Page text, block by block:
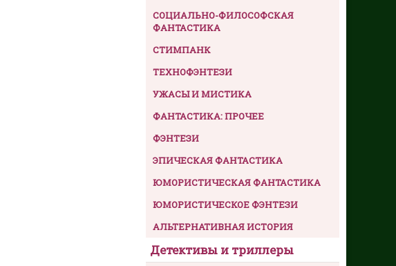
СОЦИАЛЬНО-ФИЛОСОФСКАЯ
ФАНТАСТИКА
СТИМПАНК
ТЕХНОФЭНТЕЗИ
УЖАСЫ И МИСТИКА
ФАНТАСТИКА: ПРОЧЕЕ
ФЭНТЕЗИ
ЭПИЧЕСКАЯ ФАНТАСТИКА
ЮМОРИСТИЧЕСКАЯ ФАНТАСТИКА
ЮМОРИСТИЧЕСКОЕ ФЭНТЕЗИ
АЛЬТЕРНАТИВНАЯ ИСТОРИЯ
Детективы и триллеры